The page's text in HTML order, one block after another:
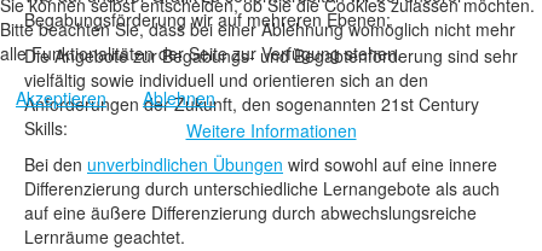
Begabungsförderung wir auf mehreren Ebenen:
Die Angebote zur Begabungs- und Begabtenförderung sind sehr
vielfältig sowie individuell und orientieren sich an den
Anforderungen der Zukunft, den sogenannten 21st Century
Skills:
Bei den unverbindlichen Übungen wird sowohl auf eine innere
Differenzierung durch unterschiedliche Lernangebote als auch
auf eine äußere Differenzierung durch abwechslungsreiche
Lernräume geachtet.
Sie können selbst entscheiden, ob Sie die Cookies zulassen möchten.
Bitte beachten Sie, dass bei einer Ablehnung womöglich nicht mehr
alle Funktionalitäten der Seite zur Verfügung stehen.
Akzeptieren
Ablehnen
Weitere Informationen